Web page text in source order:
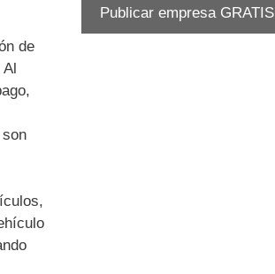
de
Publicar empresa GRATIS